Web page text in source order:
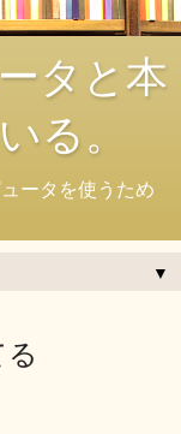
タと本
る。
ータを使うため
▼